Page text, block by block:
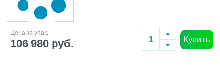
Цена за упак.
106 980 руб. Купить